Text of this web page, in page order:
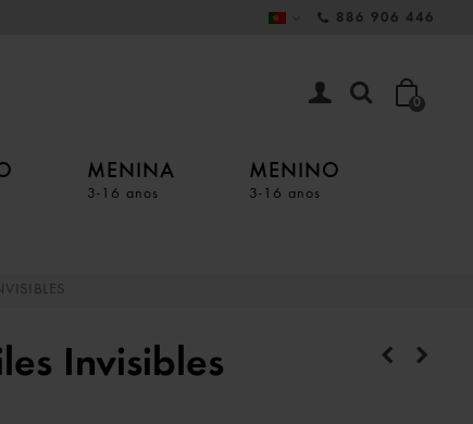
886 906 446
0
MENINA
3-16 anos
MENINO
3-16 anos
Invisibles